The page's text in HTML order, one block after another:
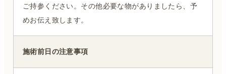
ご持参ください。その他必要な物がありましたら、予
めお伝え致します。
施術前日の注意事項